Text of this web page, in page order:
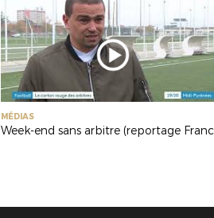
MÉDIAS